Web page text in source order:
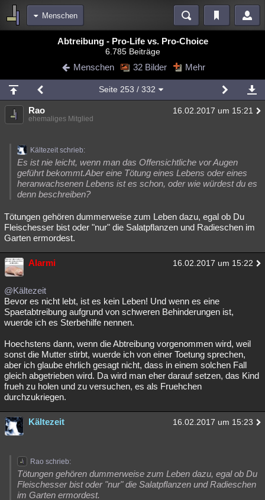
Menschen
Blogs Videos
Chat Wiki Neuigkeiten
meine Rubriken
Menschen Mystery Kriminalfälle
Natur Umfragen Unterhaltung
weitere Rubriken
Philosophie Träume
Astronomie Helpdesk Gruppen Gaming Filme
Musik Clash
Übersichten
Besucht
Lesenswert Schlüsselwörter
Abtreibung - Pro-Life vs. Pro-Choice
6.785 Beiträge
Menschen 32 Bilder Mehr
Seite 253 / 332
Rao 16.02.2017 um 15:21
ehemaliges Mitglied
Kältezeit schrieb:
Es ist nie leicht, wenn man das Offensichtliche vor Augen
geführt bekommt.Aber eine Tötung eines Lebens oder eines
heranwachsenen Lebens ist es schon, oder wie würdest du es
denn beschreiben?
Tötungen gehören dummerweise zum Leben dazu, egal ob Du
Fleischesser bist oder "nur" die Salatpflanzen und Radieschen im
Garten ermordest.
Alarmi 16.02.2017 um 15:22
@Kältezeit
Bevor es nicht lebt, ist es kein Leben! Und wenn es eine
Spaetabtreibung aufgrund von schweren Behinderungen ist,
wuerde ich es Sterbehilfe nennen.
Hoechstens dann, wenn die Abtreibung vorgenommen wird, weil
sonst die Mutter stirbt, wuerde ich von einer Toetung sprechen,
aber ich glaube ehrlich gesagt nicht, dass in einem solchen Fall
gleich abgetrieben wird. Da wird man eher darauf setzen, das Kind
frueh zu holen und zu versuchen, es als Fruehchen
durchzukriegen.
Kältezeit 16.02.2017 um 15:23
Rao schrieb:
Tötungen gehören dummerweise zum Leben dazu, egal ob Du
Fleischesser bist oder "nur" die Salatpflanzen und Radieschen
im Garten ermordest.